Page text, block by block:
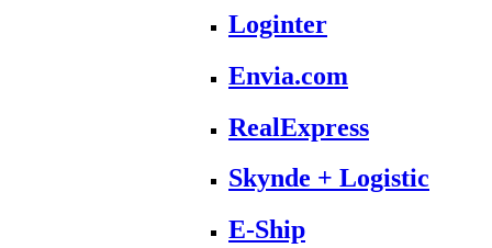
Loginter
Envia.com
RealExpress
Skynde + Logistic
E-Ship